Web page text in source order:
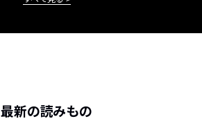
最新の読みもの